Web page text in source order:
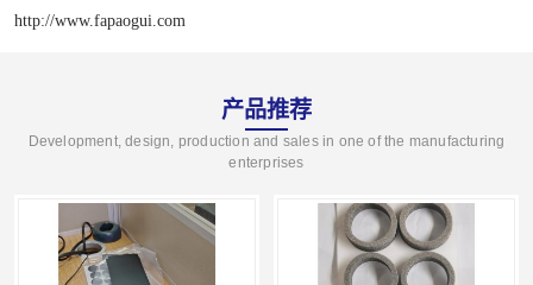
http://www.fapaogui.com
产品推荐
Development, design, production and sales in one of the manufacturing
enterprises